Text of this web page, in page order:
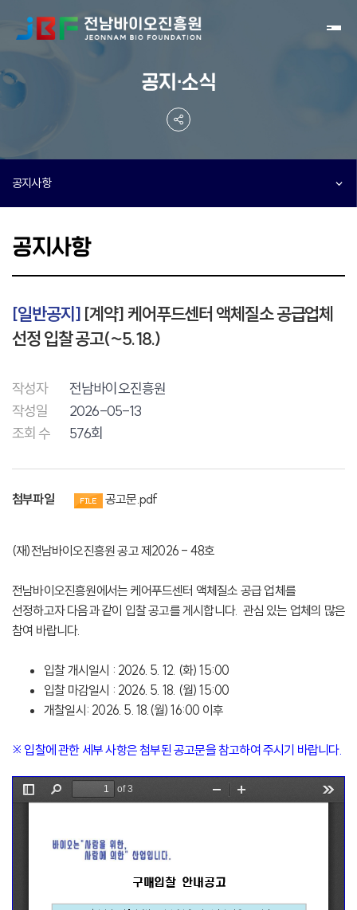
공지·소식
공지사항
공지사항
[일반공지] [계약] 케어푸드센터 액체질소 공급업체
선정 입찰 공고(~5.18.)
작성자
전남바이오진흥원
작성일
2026-05-13
조회 수
576회
첨부파일 공고문.pdf
(재)전남바이오진흥원 공고 제2026 - 48호
전남바이오진흥원에서는 케어푸드센터 액체질소 공급 업체를
선정하고자 다음과 같이 입찰 공고를 게시합니다. 관심 있는 업체의 많은
참여 바랍니다.
입찰 개시일시 : 2026. 5. 12. (화) 15:00
입찰 마감일시 : 2026. 5. 18. (월) 15:00
개찰일시: 2026. 5. 18.(월) 16:00 이후
※ 입찰에 관한 세부 사항은 첨부된 공고문을 참고하여 주시기 바랍니다.